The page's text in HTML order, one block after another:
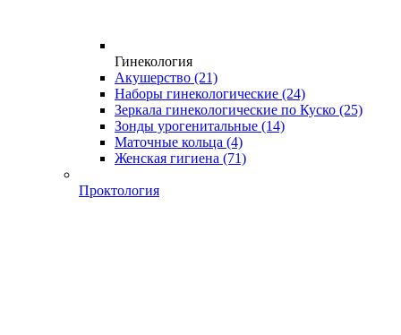
Гинекология
Акушерство (21)
Наборы гинекологические (24)
Зеркала гинекологические по Куско (25)
Зонды урогенитальные (14)
Маточные кольца (4)
Женская гигиена (71)
Проктология